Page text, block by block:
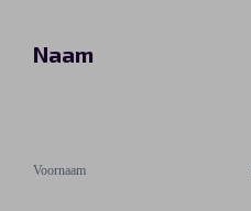
VW
Naam
Voornaam